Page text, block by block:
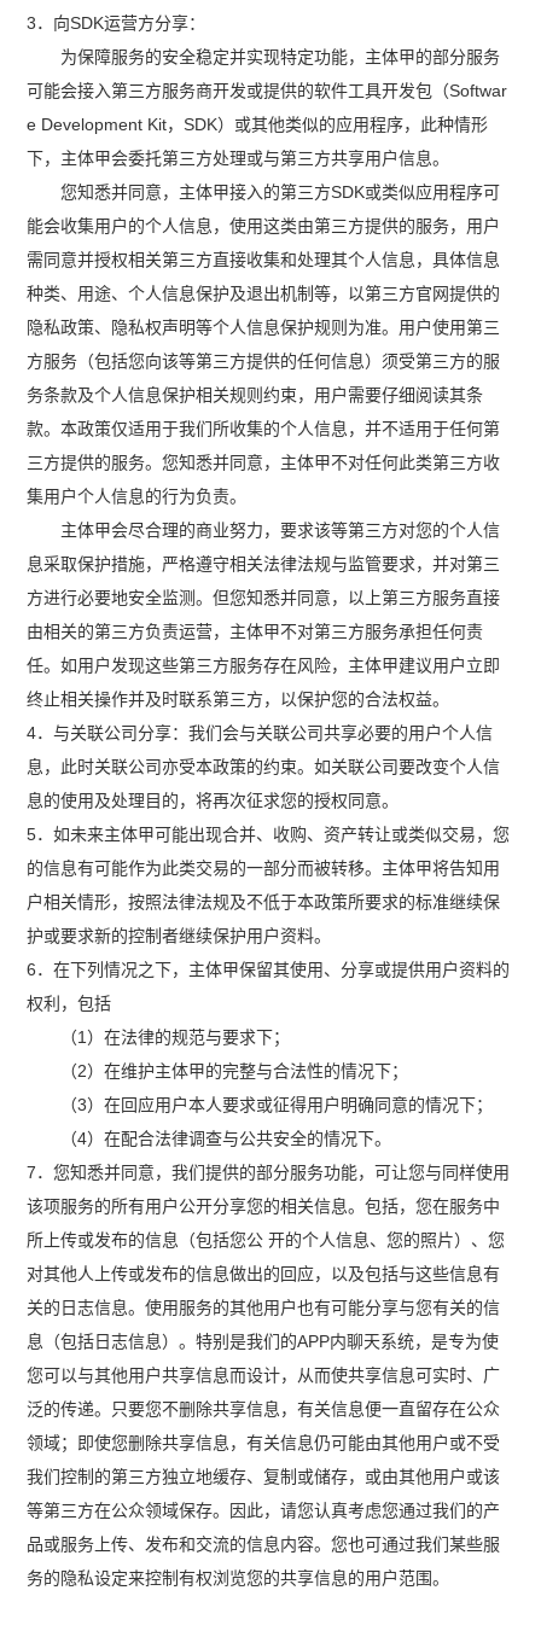
3．向SDK运营方分享：
为保障服务的安全稳定并实现特定功能，主体甲的部分服务
可能会接入第三方服务商开发或提供的软件工具开发包（Softwar
e Development Kit，SDK）或其他类似的应用程序，此种情形
下，主体甲会委托第三方处理或与第三方共享用户信息。
您知悉并同意，主体甲接入的第三方SDK或类似应用程序可
能会收集用户的个人信息，使用这类由第三方提供的服务，用户
需同意并授权相关第三方直接收集和处理其个人信息，具体信息
种类、用途、个人信息保护及退出机制等，以第三方官网提供的
隐私政策、隐私权声明等个人信息保护规则为准。用户使用第三
方服务（包括您向该等第三方提供的任何信息）须受第三方的服
务条款及个人信息保护相关规则约束，用户需要仔细阅读其条
款。本政策仅适用于我们所收集的个人信息，并不适用于任何第
三方提供的服务。您知悉并同意，主体甲不对任何此类第三方收
集用户个人信息的行为负责。
主体甲会尽合理的商业努力，要求该等第三方对您的个人信
息采取保护措施，严格遵守相关法律法规与监管要求，并对第三
方进行必要地安全监测。但您知悉并同意，以上第三方服务直接
由相关的第三方负责运营，主体甲不对第三方服务承担任何责
任。如用户发现这些第三方服务存在风险，主体甲建议用户立即
终止相关操作并及时联系第三方，以保护您的合法权益。
4．与关联公司分享：我们会与关联公司共享必要的用户个人信
息，此时关联公司亦受本政策的约束。如关联公司要改变个人信
息的使用及处理目的，将再次征求您的授权同意。
5．如未来主体甲可能出现合并、收购、资产转让或类似交易，您
的信息有可能作为此类交易的一部分而被转移。主体甲将告知用
户相关情形，按照法律法规及不低于本政策所要求的标准继续保
护或要求新的控制者继续保护用户资料。
6．在下列情况之下，主体甲保留其使用、分享或提供用户资料的
权利，包括
（1）在法律的规范与要求下；
（2）在维护主体甲的完整与合法性的情况下；
（3）在回应用户本人要求或征得用户明确同意的情况下；
（4）在配合法律调查与公共安全的情况下。
7．您知悉并同意，我们提供的部分服务功能，可让您与同样使用
该项服务的所有用户公开分享您的相关信息。包括，您在服务中
所上传或发布的信息（包括您公 开的个人信息、您的照片）、您
对其他人上传或发布的信息做出的回应，以及包括与这些信息有
关的日志信息。使用服务的其他用户也有可能分享与您有关的信
息（包括日志信息）。特别是我们的APP内聊天系统，是专为使
您可以与其他用户共享信息而设计，从而使共享信息可实时、广
泛的传递。只要您不删除共享信息，有关信息便一直留存在公众
领域；即使您删除共享信息，有关信息仍可能由其他用户或不受
我们控制的第三方独立地缓存、复制或储存，或由其他用户或该
等第三方在公众领域保存。因此，请您认真考虑您通过我们的产
品或服务上传、发布和交流的信息内容。您也可通过我们某些服
务的隐私设定来控制有权浏览您的共享信息的用户范围。